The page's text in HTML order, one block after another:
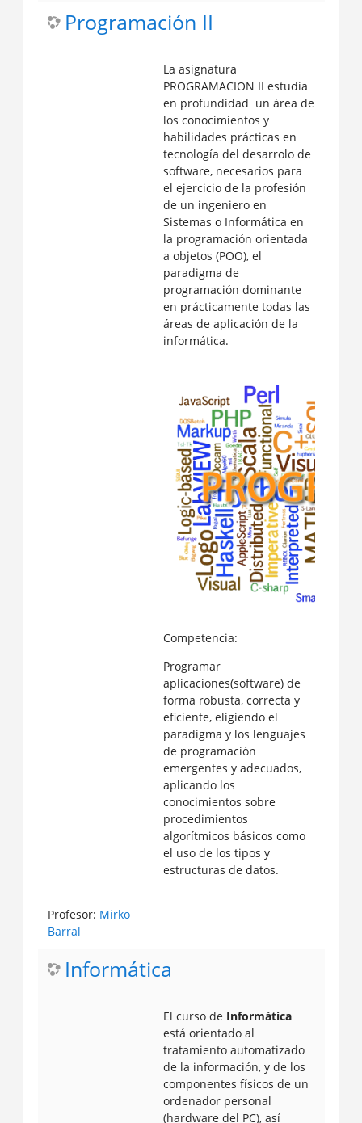
Programación II
La asignatura
PROGRAMACION II estudia
en profundidad un área de
los conocimientos y
habilidades prácticas en
tecnología del desarrolo de
software, necesarios para
el ejercicio de la profesión
de un ingeniero en
Sistemas o Informática en
la programación orientada
a objetos (POO), el
paradigma de
programación dominante
en prácticamente todas las
áreas de aplicación de la
informática.
Competencia:
Programar
aplicaciones(software) de
forma robusta, correcta y
eficiente, eligiendo el
paradigma y los lenguajes
de programación
emergentes y adecuados,
aplicando los
conocimientos sobre
procedimientos
algorítmicos básicos como
el uso de los tipos y
estructuras de datos.
Profesor: Mirko
Barral
Informática
El curso de Informática
está orientado al
tratamiento automatizado
de la información, y de los
componentes físicos de un
ordenador personal
(hardware del PC), así